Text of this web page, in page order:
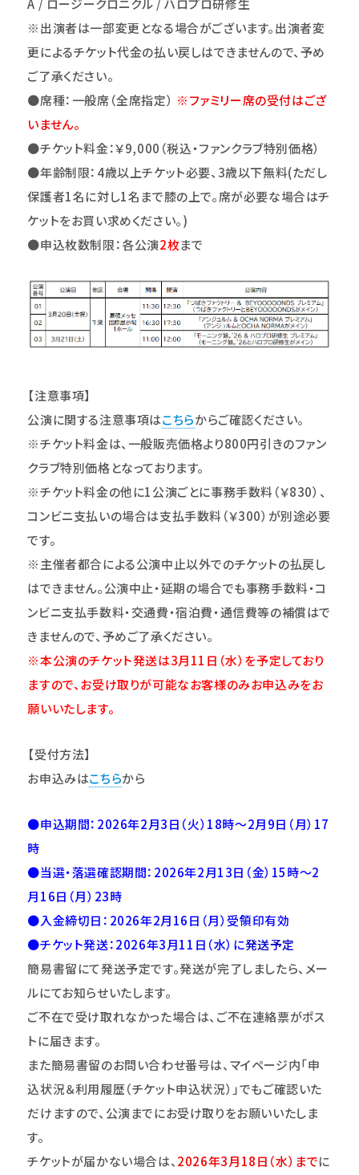
A / ロージークロニクル / ハロプロ研修生
※出演者は一部変更となる場合がございます。出演者変
更によるチケット代金の払い戻しはできませんので、予め
ご了承ください。
●席種：一般席（全席指定） ※ファミリー席の受付はござ
いません。
●チケット料金：￥9,000（税込・ファンクラブ特別価格）
●年齢制限：4歳以上チケット必要、3歳以下無料(ただし
保護者1名に対し1名まで膝の上で。席が必要な場合はチ
ケットをお買い求めください。)
●申込枚数制限：各公演2枚まで
【注意事項】
公演に関する注意事項はこちらからご確認ください。
※チケット料金は、一般販売価格より800円引きのファン
クラブ特別価格となっております。
※チケット料金の他に1公演ごとに事務手数料（￥830）、
コンビニ支払いの場合は支払手数料（￥300）が別途必要
です。
※主催者都合による公演中止以外でのチケットの払戻し
はできません。公演中止・延期の場合でも事務手数料・コ
ンビニ支払手数料・交通費・宿泊費・通信費等の補償はで
きませんので、予めご了承ください。
※本公演のチケット発送は3月11日（水）を予定しており
ますので、お受け取りが可能なお客様のみお申込みをお
願いいたします。
【受付方法】
お申込みはこちらから
●申込期間：2026年2月3日（火）18時～2月9日（月）17
時
●当選・落選確認期間：2026年2月13日（金）15時～2
月16日（月）23時
●入金締切日：2026年2月16日（月）受領印有効
●チケット発送：2026年3月11日（水）に発送予定
簡易書留にて発送予定です。発送が完了しましたら、メー
ルにてお知らせいたします。
ご不在で受け取れなかった場合は、ご不在連絡票がポス
トに届きます。
また簡易書留のお問い合わせ番号は、マイページ内「申
込状況＆利用履歴（チケット申込状況）」でもご確認いた
だけますので、公演までにお受け取りをお願いいたしま
す。
チケットが届かない場合は、 2026年3月18日（水）までに